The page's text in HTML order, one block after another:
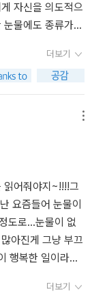
자신을 의도적으
눈물에도 종류가
있으니...순수한
속에서 우러나
눈물은 아무 것
상자의 주인은
은 빛깔이 필요한
러움까지도 피하
빛깔들이 더욱
야. 여러 색깔의
빛을 섞으면 투명
만나면 마음이 한
록 서로가 서로를
무 것도 하지 않
하고 받아들일 때
더보기
읽어줘야지~!!!!그
요즘들어 눈물이
도로...눈물이 없
아진게 그냥 부끄
행복한 일이라는
간에 눈물이 흘러
더보기